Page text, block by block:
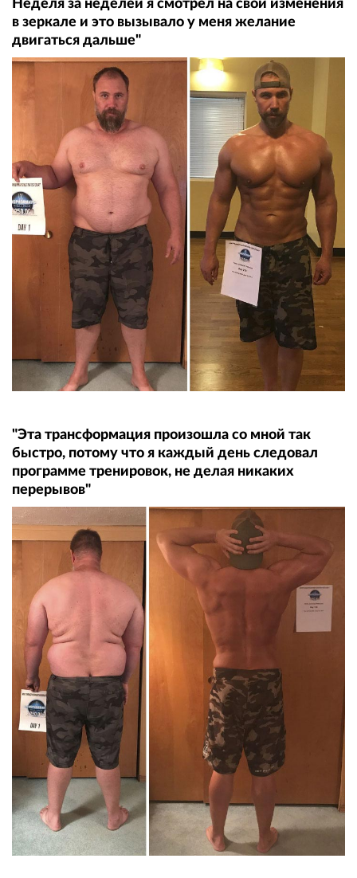
Неделя за неделей я смотрел на свои изменения
в зеркале и это вызывало у меня желание
двигаться дальше"
"Эта трансформация произошла со мной так
быстро, потому что я каждый день следовал
программе тренировок, не делая никаких
перерывов"